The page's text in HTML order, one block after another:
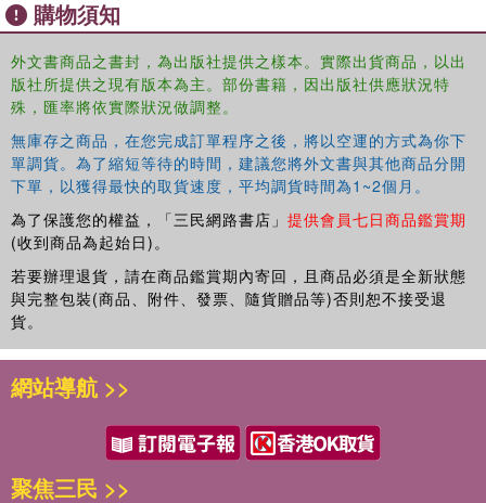
購物須知
外文書商品之書封，為出版社提供之樣本。實際出貨商品，以出
版社所提供之現有版本為主。部份書籍，因出版社供應狀況特
殊，匯率將依實際狀況做調整。
無庫存之商品，在您完成訂單程序之後，將以空運的方式為你下
單調貨。為了縮短等待的時間，建議您將外文書與其他商品分開
下單，以獲得最快的取貨速度，平均調貨時間為1~2個月。
為了保護您的權益，「三民網路書店」 提供會員七日商品鑑賞期
(收到商品為起始日)。
若要辦理退貨，請在商品鑑賞期內寄回，且商品必須是全新狀態
與完整包裝(商品、附件、發票、隨貨贈品等)否則恕不接受退
貨。
網站導航 >>
聚焦三民 >>